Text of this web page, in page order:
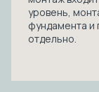
уровень,
фундамента и
отдельно.